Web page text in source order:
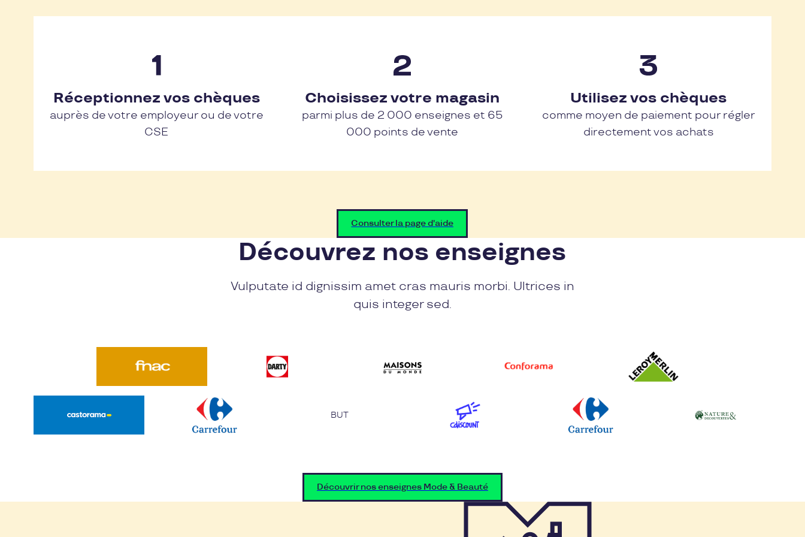
Réceptionnez vos chèques
auprès de votre employeur ou de votre
CSE
Choisissez votre magasin
parmi plus de 2 000 enseignes et 65
000 points de vente
Utilisez vos chèques
comme moyen de paiement pour régler
directement vos achats
Consulter la page d'aide
Découvrez nos enseignes
Vulputate id dignissim amet cras mauris morbi. Ultrices in
quis integer sed.
BUT
Découvrir nos enseignes Mode & Beauté